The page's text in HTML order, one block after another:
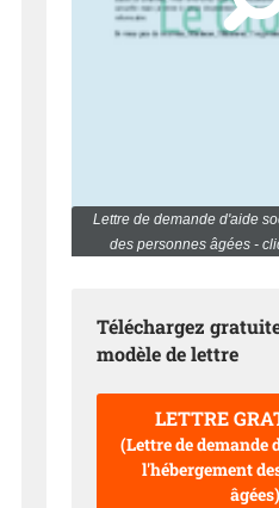
Lettre de demande d'aide
des personnes âgées -
Téléchargez
modèle de lettre
LETTRE
(Lettre de demande
l'hébergement
âgées)